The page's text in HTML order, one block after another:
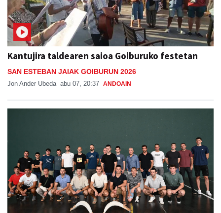
Kantujira taldearen saioa Goiburuko festetan
SAN ESTEBAN JAIAK GOIBURUN 2026
Jon Ander Ubeda abu 07, 20:37 ANDOAIN